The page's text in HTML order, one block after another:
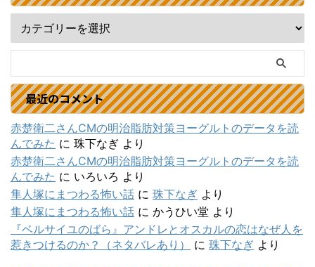
最近のコメント
赤楚衛二さんCMの明治脂肪対策ヨーグルトのデータを読
んでみた に 珠下なぎ より
赤楚衛二さんCMの明治脂肪対策ヨーグルトのデータを読
んでみた に いろいろ より
隼人塚にまつわる怖い話 に 珠下なぎ より
隼人塚にまつわる怖い話 に かうひい堂 より
『ベルサイユのばら』アンドレとオスカルの恋はなぜ人を
惹きつけるのか？（ネタバレあり）
に 珠下なぎ より